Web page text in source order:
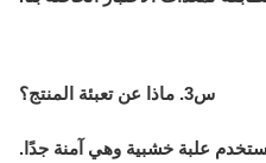
س3. ماذا عن تعبئة المنتج؟
علبة خشبية وهي آمنة جدًا.